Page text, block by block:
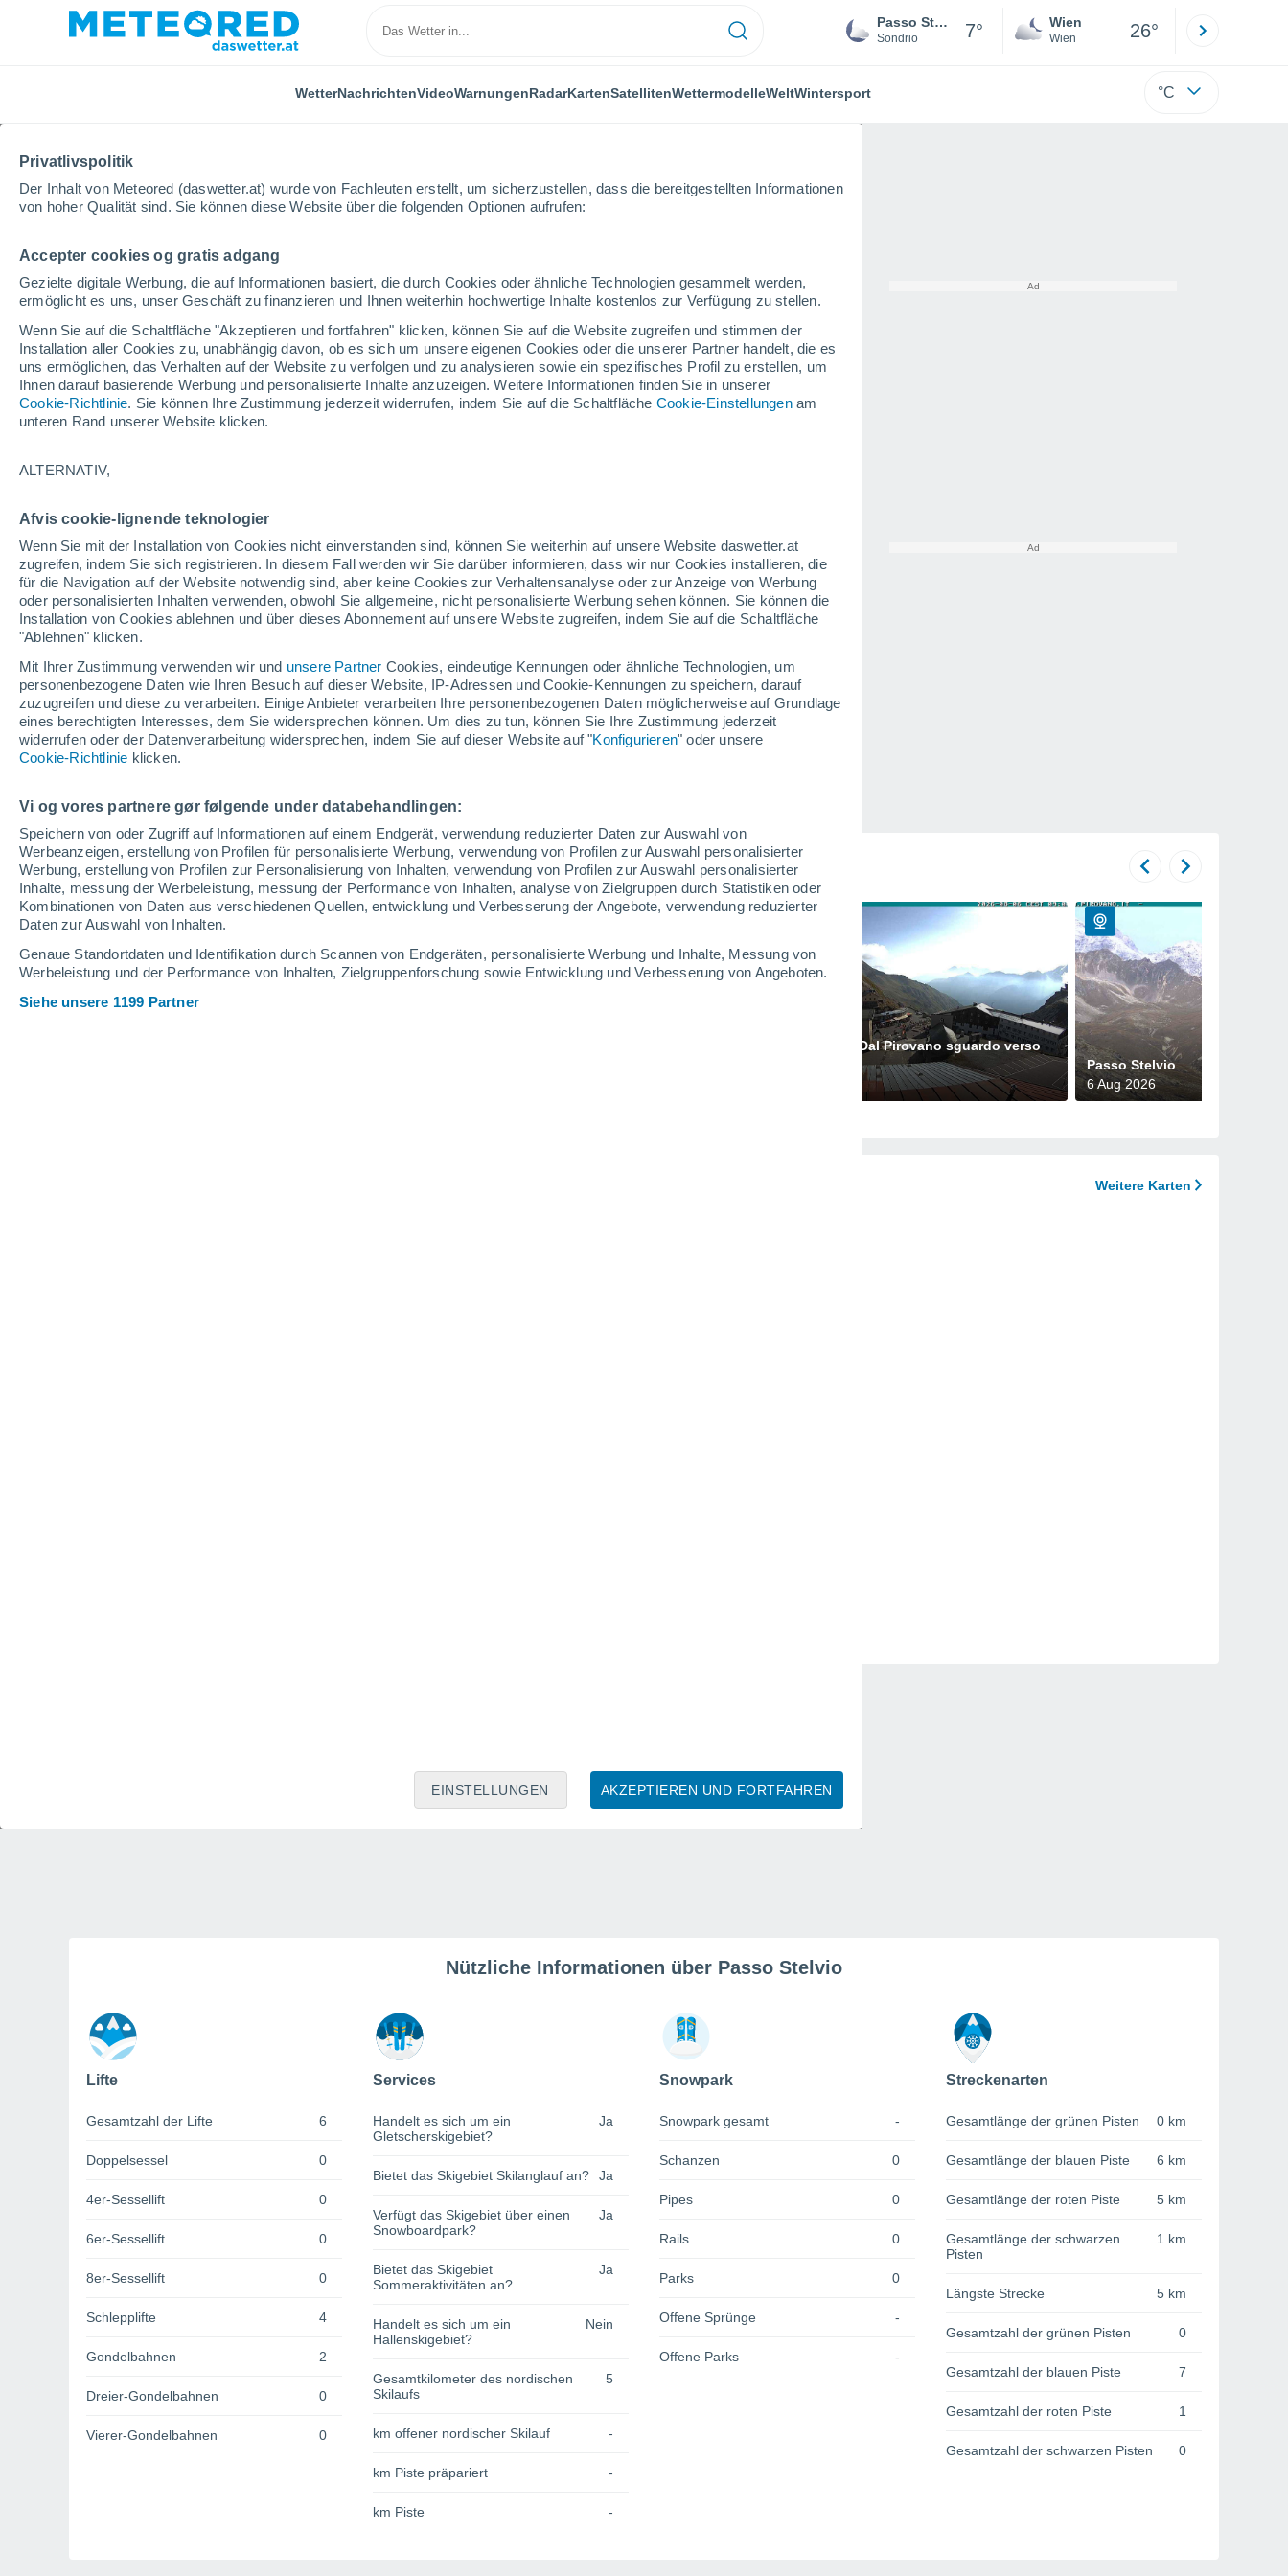
Privatlivspolitik
Der Inhalt von Meteored (daswetter.at) wurde von Fachleuten erstellt, um sicherzustellen, dass die bereitgestellten Informationen
von hoher Qualität sind. Sie können diese Website über die folgenden Optionen aufrufen:
Accepter cookies og gratis adgang
Gezielte digitale Werbung, die auf Informationen basiert, die durch Cookies oder ähnliche Technologien gesammelt werden,
ermöglicht es uns, unser Geschäft zu finanzieren und Ihnen weiterhin hochwertige Inhalte kostenlos zur Verfügung zu stellen.
Wenn Sie auf die Schaltfläche "Akzeptieren und fortfahren" klicken, können Sie auf die Website zugreifen und stimmen der
Installation aller Cookies zu, unabhängig davon, ob es sich um unsere eigenen Cookies oder die unserer Partner handelt, die es
uns ermöglichen, das Verhalten auf der Website zu verfolgen und zu analysieren sowie ein spezifisches Profil zu erstellen, um
Ihnen darauf basierende Werbung und personalisierte Inhalte anzuzeigen. Weitere Informationen finden Sie in unserer
Cookie-Richtlinie. Sie können Ihre Zustimmung jederzeit widerrufen, indem Sie auf die Schaltfläche Cookie-Einstellungenam
unteren Rand unserer Website klicken.
ALTERNATIV,
Afvis cookie-lignende teknologier
Wenn Sie mit der Installation von Cookies nicht einverstanden sind, können Sie weiterhin auf unsere Website daswetter.at
zugreifen, indem Sie sich registrieren. In diesem Fall werden wir Sie darüber informieren, dass wir nur Cookies installieren, die
für die Navigation auf der Website notwendig sind, aber keine Cookies zur Verhaltensanalyse oder zur Anzeige von Werbung
oder personalisierten Inhalten verwenden, obwohl Sie allgemeine, nicht personalisierte Werbung sehen können. Sie können die
Installation von Cookies ablehnen und über dieses Abonnement auf unsere Website zugreifen, indem Sie auf die Schaltfläche
"Ablehnen" klicken.
Mit Ihrer Zustimmung verwenden wir und unsere Partner Cookies, eindeutige Kennungen oder ähnliche Technologien, um
personenbezogene Daten wie Ihren Besuch auf dieser Website, IP-Adressen und Cookie-Kennungen zu speichern, darauf
zuzugreifen und diese zu verarbeiten. Einige Anbieter verarbeiten Ihre personenbezogenen Daten möglicherweise auf Grundlage
eines berechtigten Interesses, dem Sie widersprechen können. Um dies zu tun, können Sie Ihre Zustimmung jederzeit
widerrufen oder der Datenverarbeitung widersprechen, indem Sie auf dieser Website auf "Konfigurieren" oder unsere
Cookie-Richtlinie klicken.
Vi og vores partnere gør følgende under databehandlingen:
Speichern von oder Zugriff auf Informationen auf einem Endgerät, verwendung reduzierter Daten zur Auswahl von
Werbeanzeigen, erstellung von Profilen für personalisierte Werbung, verwendung von Profilen zur Auswahl personalisierter
Werbung, erstellung von Profilen zur Personalisierung von Inhalten, verwendung von Profilen zur Auswahl personalisierter
Inhalte, messung der Werbeleistung, messung der Performance von Inhalten, analyse von Zielgruppen durch Statistiken oder
Kombinationen von Daten aus verschiedenen Quellen, entwicklung und Verbesserung der Angebote, verwendung reduzierter
Daten zur Auswahl von Inhalten.
Genaue Standortdaten und Identifikation durch Scannen von Endgeräten, personalisierte Werbung und Inhalte, Messung von
Werbeleistung und der Performance von Inhalten, Zielgruppenforschung sowie Entwicklung und Verbesserung von Angeboten.
Siehe unsere 1199 Partner
AKZEPTIEREN UND FORTFAHREN
EINSTELLUNGEN
Passo Stelvio
Sondrio 7° Wien
Wien 26°
WetterNachrichtenVideoWarnungenRadarKartenSatellitenWettermodelleWeltWintersport °C
Home Italien Provinz Sondrio
Passo Stelvio
Eröffnung
Geschlossen
Heute
7. Aug
Morgen
8. Aug
Sonntag
9. Aug
Schneebericht heute
Pisten nach
Schwierigkeitsgrad
0 7 1 0
befahrbare Pistenkilometer 3 / 12
Offene Pisten 6 / 8
Schneeverhältnisse
Schneehöhe iauf dem Berg 105 cm
Schneebeschaffenheit im Tal
Webcams in Passo Stelvio
Passo Stelvio - Dal Pirovano sguardo verso
Passo Stelvio
6 Aug 2026
Weitere Karten
Nützliche Informationen über Passo Stelvio
Lifte
Gesamtzahl der Lifte 6
Doppelsessel 0
4er-Sessellift 0
6er-Sessellift 0
8er-Sessellift 0
Schlepplifte 4
Gondelbahnen 2
Dreier-Gondelbahnen 0
Vierer-Gondelbahnen 0
Services
Handelt es sich um ein
Gletscherskigebiet?
Ja
Bietet das Skigebiet Skilanglauf an? Ja
Verfügt das Skigebiet über einen
Snowboardpark?
Ja
Bietet das Skigebiet
Sommeraktivitäten an?
Ja
Handelt es sich um ein
Hallenskigebiet?
Nein
Gesamtkilometer des nordischen
Skilaufs
5
km offener nordischer Skilauf -
km Piste präpariert -
km Piste -
Snowpark
Snowpark gesamt -
Schanzen 0
Pipes 0
Rails 0
Parks 0
Offene Sprünge -
Offene Parks -
Streckenarten
Gesamtlänge der grünen Pisten 0 km
Gesamtlänge der blauen Piste 6 km
Gesamtlänge der roten Piste 5 km
Gesamtlänge der schwarzen
Pisten
1 km
Längste Strecke 5 km
Gesamtzahl der grünen Pisten 0
Gesamtzahl der blauen Piste 7
Gesamtzahl der roten Piste 1
Gesamtzahl der schwarzen Pisten 0